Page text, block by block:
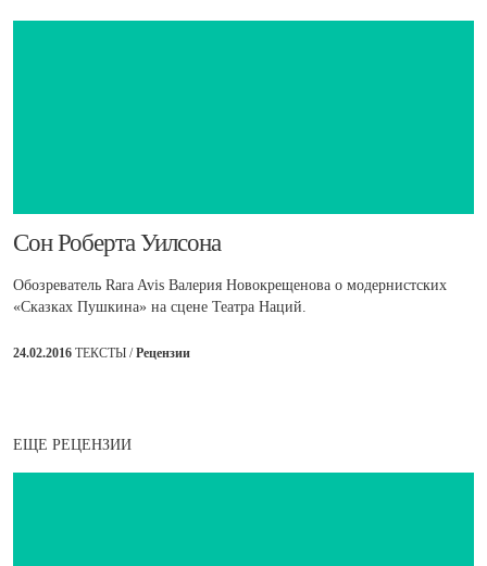
​Сон Роберта Уилсона
Обозреватель Rara Avis Валерия Новокрещенова о модернистских
«Сказках Пушкина» на сцене Театра Наций.
24.02.2016 ТЕКСТЫ /Рецензии
ЕЩЕ РЕЦЕНЗИИ